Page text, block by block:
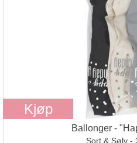
Kjøp
Ballonger -
Sort & Sølv -